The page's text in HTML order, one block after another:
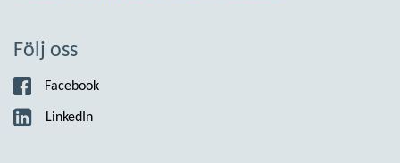
Följ oss
Facebook
LinkedIn